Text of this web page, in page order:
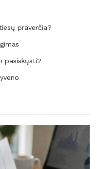
praverčia?
pasiskųsti?